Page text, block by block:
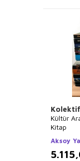
Kolektif
Kültür
Kitap
Aksoy